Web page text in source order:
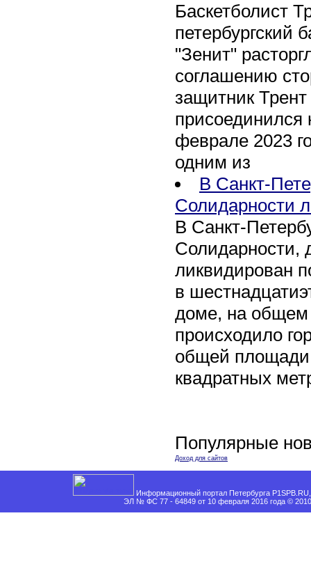
Баскетболист
петербургский
"Зенит"
соглашению
защитник
присоединился
феврале 2023
одним из
В Санкт-
Солидарности
В Санкт-
Солидарности,
ликвидирован
в
доме, на общем
происходило
общей площади
квадратных
Популярные
Доход для сайтов
Информационный портал Петербурга
ЭЛ № ФС 77 - 64849 от 10 февраля 2016 года ©